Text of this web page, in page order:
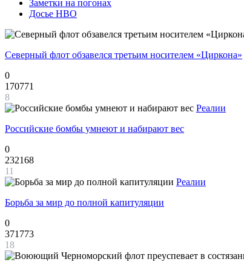
Заметки на погонах
Досье НВО
Северный флот обзавелся третьим носителем «Циркона»
0
170771
8
Реалии
Российские бомбы умнеют и набирают вес
0
232168
11
Реалии
Борьба за мир до полной капитуляции
0
371773
18